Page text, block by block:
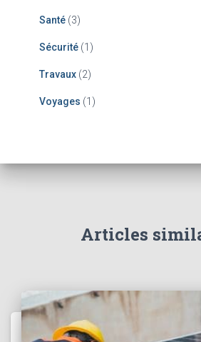
Santé (3)
Sécurité (1)
Travaux (2)
Voyages (1)
Articles